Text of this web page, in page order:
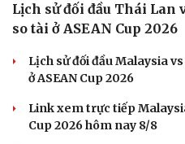
Lịch sử đối đầu Thái
so tài ở ASEAN Cup 2026
Lịch sử đối đầu Malaysia
ở ASEAN Cup 2026
Link xem trực tiếp
Cup 2026 hôm nay 8/8